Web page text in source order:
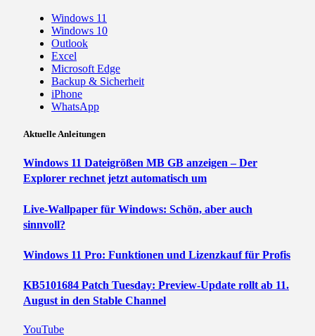
Windows 11
Windows 10
Outlook
Excel
Microsoft Edge
Backup & Sicherheit
iPhone
WhatsApp
Aktuelle Anleitungen
Windows 11 Dateigrößen MB GB anzeigen – Der
Explorer rechnet jetzt automatisch um
Live-Wallpaper für Windows: Schön, aber auch
sinnvoll?
Windows 11 Pro: Funktionen und Lizenzkauf für Profis
KB5101684 Patch Tuesday: Preview-Update rollt ab 11.
August in den Stable Channel
YouTube